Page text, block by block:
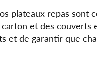
plateaux repas sont
et des couverts
et de garantir que